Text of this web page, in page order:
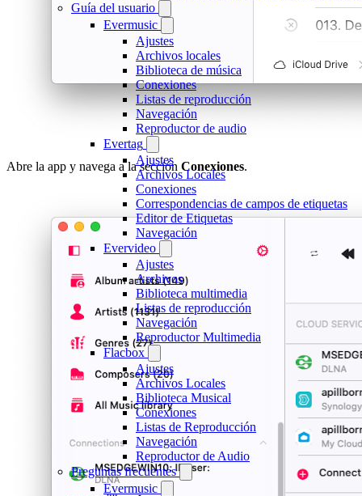
Guía del usuario
Evermusic
Ajustes
Archivos locales
Biblioteca de música
Conexiones
Listas de reproducción
Navegación
Reproductor de audio
Evertag
Ajustes
Archivos Locales
Conexiones
Correspondencias de campos de etiquetas
Editor de Etiquetas
Navegación
Evervideo
Ajustes
Archivos
Biblioteca multimedia
Listas de reproducción
Navegación
Reproductor Multimedia
Flacbox
Ajustes
Archivos Locales
Biblioteca Musical
Conexiones
Listas de Reproducción
Navegación
Reproductor de Audio
Preguntas frecuentes
Evermusic
Abre la app y navega a la sección Conexiones.